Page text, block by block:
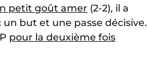
petit goût amer (2-2), il a
but et une passe décisive.
pour la deuxième fois